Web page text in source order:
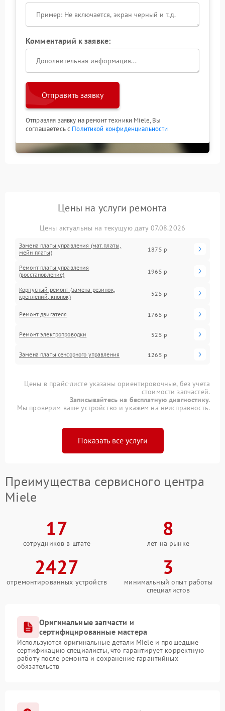
Комментарий к заявке:
Отправить заявку
Отправляя заявку на ремонт техники Miele, Вы
соглашаетесь с Политикой конфиденциальности
Цены на услуги ремонта
Цены актуальны на текущую дату 07.08.2026
Замена платы управления (мат.платы,
мейн платы)
1875 р
Ремонт платы управления
(восстановление)
1965 р
Корпусный ремонт (замена резинок,
креплений, кнопок)
525 р
Ремонт двигателя 1765 р
Ремонт электропроводки 525 р
Замена платы сенсорного управления 1265 р
Цены в прайс-листе указаны ориентировочные, без учета
стоимости запчастей.
Записывайтесь на бесплатную диагностику.
Мы проверим ваше устройство и укажем на неисправность.
Показать все услуги
Преимущества сервисного центра
Miele
17
сотрудников в штате
8
лет на рынке
2427
отремонтированных устройств
3
минимальный опыт работы
специалистов
Оригинальные запчасти и
сертифицированные мастера
Используются оригинальные детали Miele и прошедшие
сертификацию специалисты, что гарантирует корректную
работу после ремонта и сохранение гарантийных
обязательств